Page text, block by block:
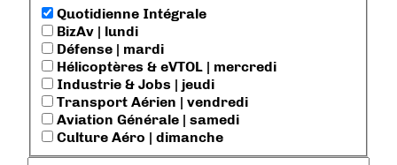
Quotidienne Intégrale
BizAv | lundi
Défense | mardi
Hélicoptères & eVTOL | mercredi
Industrie & Jobs | jeudi
Transport Aérien | vendredi
Aviation Générale | samedi
Culture Aéro | dimanche